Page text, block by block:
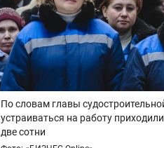
По словам главы
устраиваться на работу
две сотни